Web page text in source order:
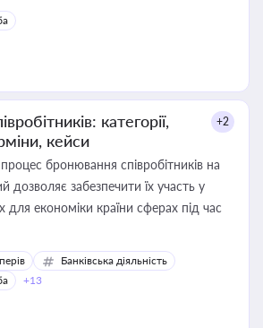
категорії,
кейси
+2
бронювання співробітників на
дозволяє забезпечити їх участь у
економіки країни сферах під час
Банківська діяльність
+13